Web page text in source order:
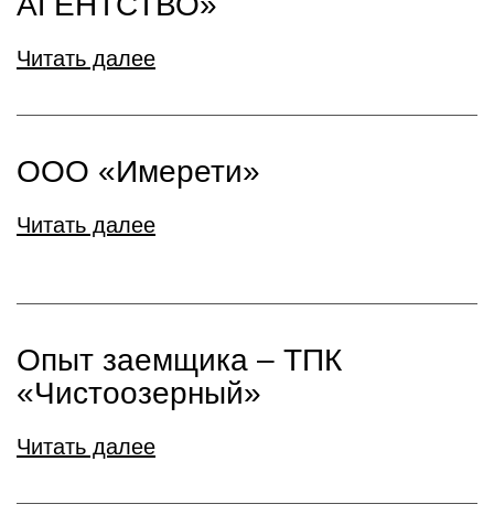
Читать далее
ООО «Имерети»
Читать далее
Опыт заемщика – ТПК
«Чистоозерный»
Читать далее